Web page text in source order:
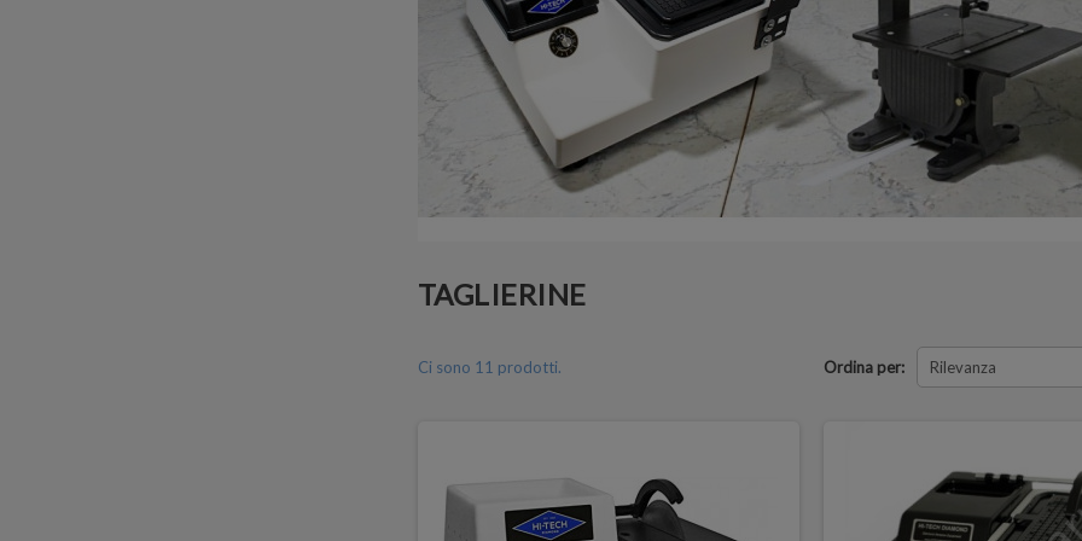
TAGLIERINE
Ordina per: Rilevanza
Ci sono 11 prodotti.